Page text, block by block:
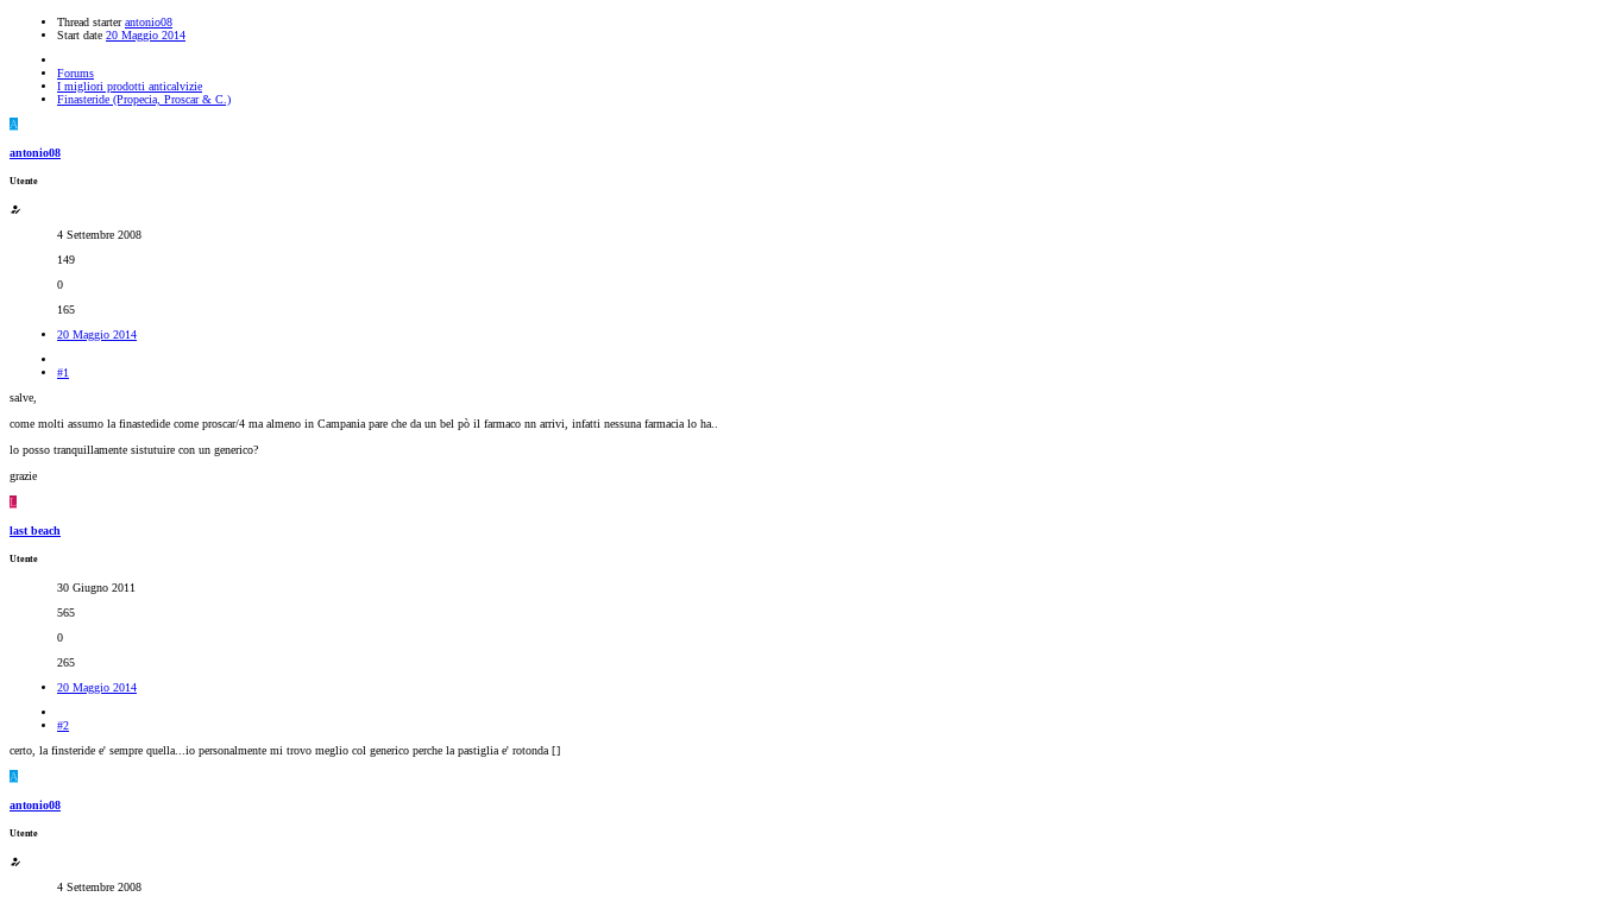
Thread starter antonio08
Start date 20 Maggio 2014
Forums
I migliori prodotti anticalvizie
Finasteride (Propecia, Proscar & C.)
A
antonio08
Utente
4 Settembre 2008
149
0
165
20 Maggio 2014
#1
salve,
come molti assumo la finastedide come proscar/4 ma almeno in Campania pare che da un bel pò il farmaco nn arrivi, infatti nessuna farmacia lo ha..
lo posso tranquillamente sistutuire con un generico?
grazie
L
last beach
Utente
30 Giugno 2011
565
0
265
20 Maggio 2014
#2
certo, la finsteride e' sempre quella...io personalmente mi trovo meglio col generico perche la pastiglia e' rotonda []
A
antonio08
Utente
4 Settembre 2008